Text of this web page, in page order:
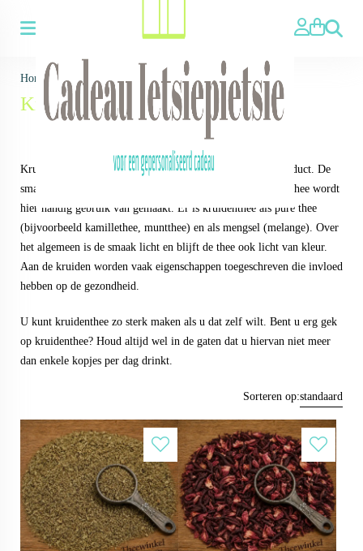
Zoeken
Home > Thee ▼>Losse thee > Kruidenthee
Kruidenthee
Kruidenthee is eigenlijk geen thee, maar een afgekeken product. De
smaak van thee komt uit de droge producten en bij kruidenthee wordt
hier handig gebruik van gemaakt. Er is kruidenthee als pure thee
(bijvoorbeeld kamillethee, muntthee) en als mengsel (melange). Over
het algemeen is de smaak licht en blijft de thee ook licht van kleur.
Aan de kruiden worden vaak eigenschappen toegeschreven die invloed
hebben op de gezondheid.
U kunt kruidenthee zo sterk maken als u dat zelf wilt. Bent u erg gek
op kruidenthee? Houd altijd wel in de gaten dat u hiervan niet meer
dan enkele kopjes per dag drinkt.
Sorteren op:standaard